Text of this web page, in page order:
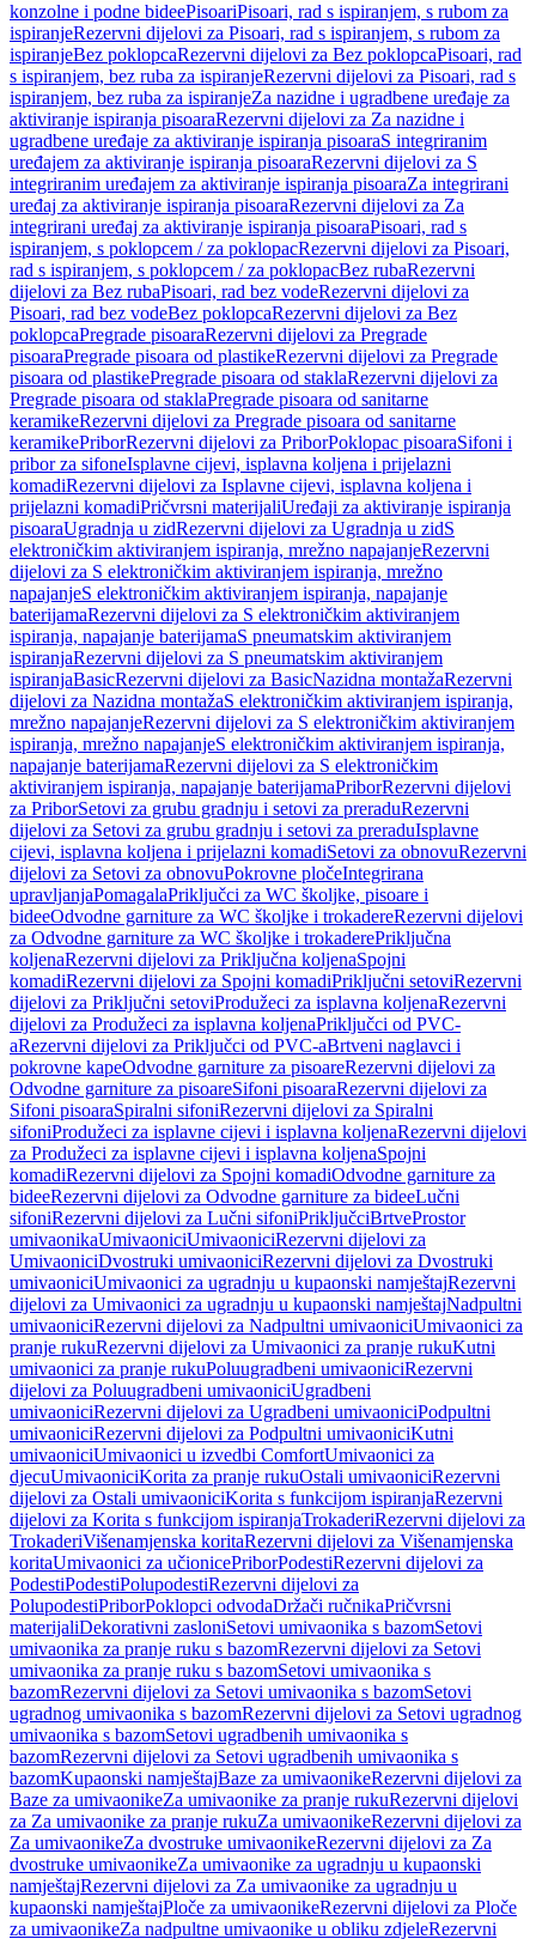
konzolne i podne bideePisoariPisoari, rad s ispiranjem, s rubom za
ispiranjeRezervni dijelovi za Pisoari, rad s ispiranjem, s rubom za
ispiranjeBez poklopcaRezervni dijelovi za Bez poklopcaPisoari, rad
s ispiranjem, bez ruba za ispiranjeRezervni dijelovi za Pisoari, rad s
ispiranjem, bez ruba za ispiranjeZa nazidne i ugradbene uređaje za
aktiviranje ispiranja pisoaraRezervni dijelovi za Za nazidne i
ugradbene uređaje za aktiviranje ispiranja pisoaraS integriranim
uređajem za aktiviranje ispiranja pisoaraRezervni dijelovi za S
integriranim uređajem za aktiviranje ispiranja pisoaraZa integrirani
uređaj za aktiviranje ispiranja pisoaraRezervni dijelovi za Za
integrirani uređaj za aktiviranje ispiranja pisoaraPisoari, rad s
ispiranjem, s poklopcem / za poklopacRezervni dijelovi za Pisoari,
rad s ispiranjem, s poklopcem / za poklopacBez rubaRezervni
dijelovi za Bez rubaPisoari, rad bez vodeRezervni dijelovi za
Pisoari, rad bez vodeBez poklopcaRezervni dijelovi za Bez
poklopcaPregrade pisoaraRezervni dijelovi za Pregrade
pisoaraPregrade pisoara od plastikeRezervni dijelovi za Pregrade
pisoara od plastikePregrade pisoara od staklaRezervni dijelovi za
Pregrade pisoara od staklaPregrade pisoara od sanitarne
keramikeRezervni dijelovi za Pregrade pisoara od sanitarne
keramikePriborRezervni dijelovi za PriborPoklopac pisoaraSifoni i
pribor za sifoneIsplavne cijevi, isplavna koljena i prijelazni
komadiRezervni dijelovi za Isplavne cijevi, isplavna koljena i
prijelazni komadiPričvrsni materijaliUređaji za aktiviranje ispiranja
pisoaraUgradnja u zidRezervni dijelovi za Ugradnja u zidS
elektroničkim aktiviranjem ispiranja, mrežno napajanjeRezervni
dijelovi za S elektroničkim aktiviranjem ispiranja, mrežno
napajanjeS elektroničkim aktiviranjem ispiranja, napajanje
baterijamaRezervni dijelovi za S elektroničkim aktiviranjem
ispiranja, napajanje baterijamaS pneumatskim aktiviranjem
ispiranjaRezervni dijelovi za S pneumatskim aktiviranjem
ispiranjaBasicRezervni dijelovi za BasicNazidna montažaRezervni
dijelovi za Nazidna montažaS elektroničkim aktiviranjem ispiranja,
mrežno napajanjeRezervni dijelovi za S elektroničkim aktiviranjem
ispiranja, mrežno napajanjeS elektroničkim aktiviranjem ispiranja,
napajanje baterijamaRezervni dijelovi za S elektroničkim
aktiviranjem ispiranja, napajanje baterijamaPriborRezervni dijelovi
za PriborSetovi za grubu gradnju i setovi za preraduRezervni
dijelovi za Setovi za grubu gradnju i setovi za preraduIsplavne
cijevi, isplavna koljena i prijelazni komadiSetovi za obnovuRezervni
dijelovi za Setovi za obnovuPokrovne pločeIntegrirana
upravljanjaPomagalaPriključci za WC školjke, pisoare i
bideeOdvodne garniture za WC školjke i trokadereRezervni dijelovi
za Odvodne garniture za WC školjke i trokaderePriključna
koljenaRezervni dijelovi za Priključna koljenaSpojni
komadiRezervni dijelovi za Spojni komadiPriključni setoviRezervni
dijelovi za Priključni setoviProdužeci za isplavna koljenaRezervni
dijelovi za Produžeci za isplavna koljenaPriključci od PVC-
aRezervni dijelovi za Priključci od PVC-aBrtveni naglavci i
pokrovne kapeOdvodne garniture za pisoareRezervni dijelovi za
Odvodne garniture za pisoareSifoni pisoaraRezervni dijelovi za
Sifoni pisoaraSpiralni sifoniRezervni dijelovi za Spiralni
sifoniProdužeci za isplavne cijevi i isplavna koljenaRezervni dijelovi
za Produžeci za isplavne cijevi i isplavna koljenaSpojni
komadiRezervni dijelovi za Spojni komadiOdvodne garniture za
bideeRezervni dijelovi za Odvodne garniture za bideeLučni
sifoniRezervni dijelovi za Lučni sifoniPriključciBrtveProstor
umivaonikaUmivaoniciUmivaoniciRezervni dijelovi za
UmivaoniciDvostruki umivaoniciRezervni dijelovi za Dvostruki
umivaoniciUmivaonici za ugradnju u kupaonski namještajRezervni
dijelovi za Umivaonici za ugradnju u kupaonski namještajNadpultni
umivaoniciRezervni dijelovi za Nadpultni umivaoniciUmivaonici za
pranje rukuRezervni dijelovi za Umivaonici za pranje rukuKutni
umivaonici za pranje rukuPoluugradbeni umivaoniciRezervni
dijelovi za Poluugradbeni umivaoniciUgradbeni
umivaoniciRezervni dijelovi za Ugradbeni umivaoniciPodpultni
umivaoniciRezervni dijelovi za Podpultni umivaoniciKutni
umivaoniciUmivaonici u izvedbi ComfortUmivaonici za
djecuUmivaoniciKorita za pranje rukuOstali umivaoniciRezervni
dijelovi za Ostali umivaoniciKorita s funkcijom ispiranjaRezervni
dijelovi za Korita s funkcijom ispiranjaTrokaderiRezervni dijelovi za
TrokaderiVišenamjenska koritaRezervni dijelovi za Višenamjenska
koritaUmivaonici za učionicePriborPodestiRezervni dijelovi za
PodestiPodestiPolupodestiRezervni dijelovi za
PolupodestiPriborPoklopci odvodaDržači ručnikaPričvrsni
materijaliDekorativni zasloniSetovi umivaonika s bazomSetovi
umivaonika za pranje ruku s bazomRezervni dijelovi za Setovi
umivaonika za pranje ruku s bazomSetovi umivaonika s
bazomRezervni dijelovi za Setovi umivaonika s bazomSetovi
ugradnog umivaonika s bazomRezervni dijelovi za Setovi ugradnog
umivaonika s bazomSetovi ugradbenih umivaonika s
bazomRezervni dijelovi za Setovi ugradbenih umivaonika s
bazomKupaonski namještajBaze za umivaonikeRezervni dijelovi za
Baze za umivaonikeZa umivaonike za pranje rukuRezervni dijelovi
za Za umivaonike za pranje rukuZa umivaonikeRezervni dijelovi za
Za umivaonikeZa dvostruke umivaonikeRezervni dijelovi za Za
dvostruke umivaonikeZa umivaonike za ugradnju u kupaonski
namještajRezervni dijelovi za Za umivaonike za ugradnju u
kupaonski namještajPloče za umivaonikeRezervni dijelovi za Ploče
za umivaonikeZa nadpultne umivaonike u obliku zdjeleRezervni